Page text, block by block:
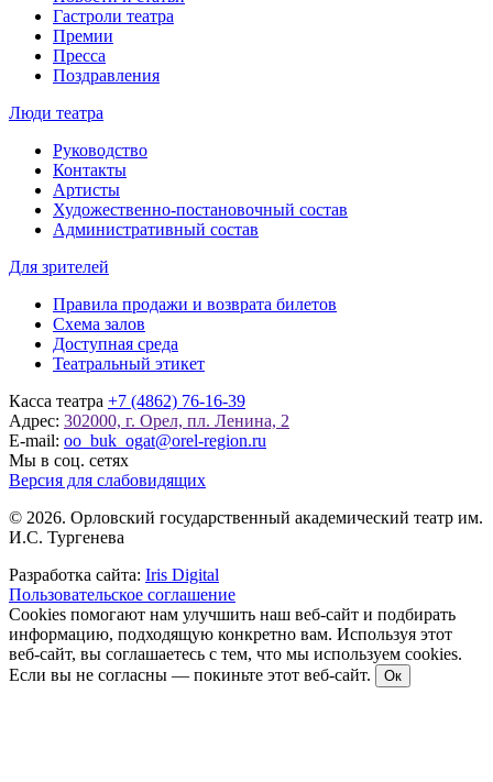
Гастроли театра
Премии
Пресса
Поздравления
Люди театра
Руководство
Контакты
Артисты
Художественно-постановочный состав
Административный состав
Для зрителей
Правила продажи и возврата билетов
Схема залов
Доступная среда
Театральный этикет
Касса театра +7 (4862) 76-16-39
Адрес: 302000, г. Орел, пл. Ленина, 2
E-mail: oo_buk_ogat@orel-region.ru
Мы в соц. сетях
Версия для слабовидящих
© 2026. Орловский государственный академический театр им.
И.С. Тургенева
Разработка сайта: Iris Digital
Пользовательское соглашение
Cookies помогают нам улучшить наш веб-сайт и подбирать
информацию, подходящую конкретно вам. Используя этот
веб-сайт, вы соглашаетесь с тем, что мы используем cookies.
Если вы не согласны — покиньте этот веб-сайт.
Ок